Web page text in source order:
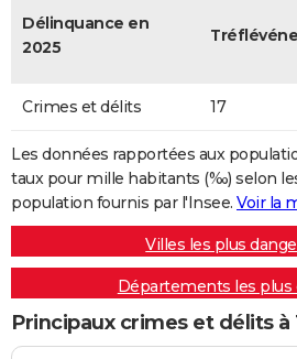
Délinquance en
2025
Crimes et délits 17
Les données rapportées aux
taux pour mille habitants (‰) selon
population fournis par l'Insee. Voir la
Villes les plus
Départements les plus
Principaux crimes et délits